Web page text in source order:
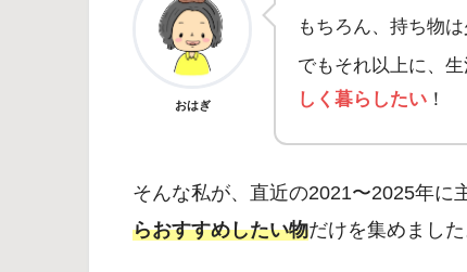
おはぎ
もちろん、持ち物は
でもそれ以上に、
しく暮らしたい ！
そんな私が、直近の2021〜2025年に
らおすすめしたい物だけを集めました